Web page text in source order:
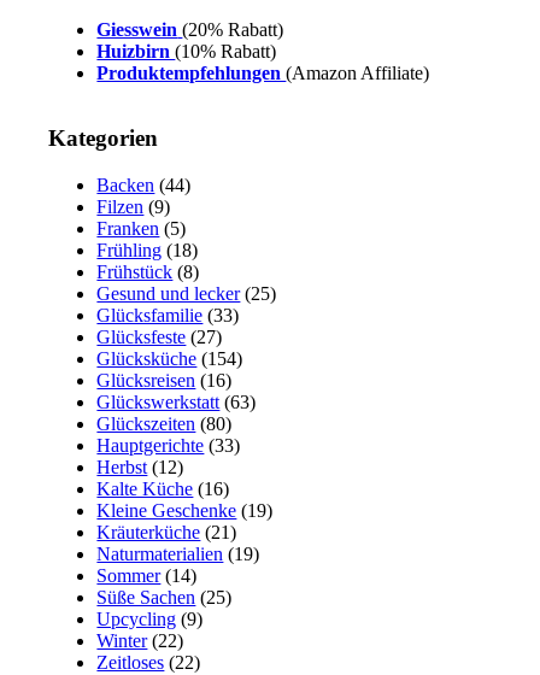
Giesswein (20% Rabatt)
Huizbirn(10% Rabatt)
Produktempfehlungen(Amazon Affiliate)
Kategorien
Backen (44)
Filzen (9)
Franken (5)
Frühling (18)
Frühstück (8)
Gesund und lecker(25)
Glücksfamilie (33)
Glücksfeste (27)
Glücksküche (154)
Glücksreisen (16)
Glückswerkstatt (63)
Glückszeiten (80)
Hauptgerichte (33)
Herbst (12)
Kalte Küche (16)
Kleine Geschenke (19)
Kräuterküche (21)
Naturmaterialien (19)
Sommer(14)
Süße Sachen (25)
Upcycling (9)
Winter(22)
Zeitloses (22)